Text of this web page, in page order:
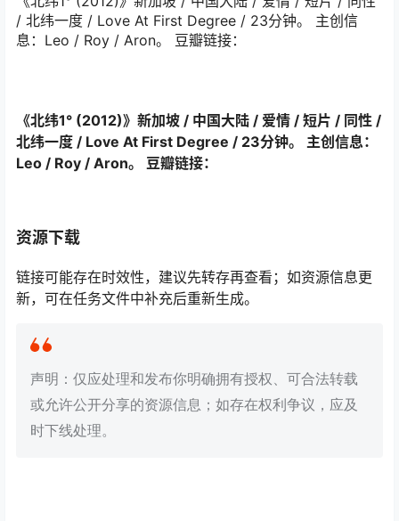
/ 北纬一度 / Love At First Degree / 23分钟。 主创信
息：Leo / Roy / Aron。 豆瓣链接：
《北纬1°‎ (2012)》新加坡 / 中国大陆 / 爱情 / 短片 / 同性 /
北纬一度 / Love At First Degree / 23分钟。 主创信息：
Leo / Roy / Aron。 豆瓣链接：
资源下载
链接可能存在时效性，建议先转存再查看；如资源信息更
新，可在任务文件中补充后重新生成。
声明：仅应处理和发布你明确拥有授权、可合法转载
或允许公开分享的资源信息；如存在权利争议，应及
时下线处理。